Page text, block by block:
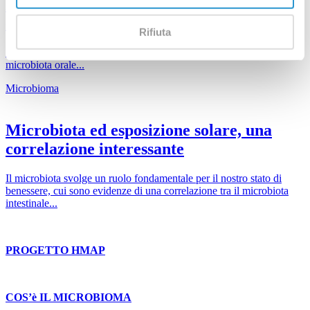
Rifiuta
Microbiota del cavo orale qualche
La non corretta igiene orale può determinare l’alterazione del
microbiota orale...
Microbioma
Microbiota ed esposizione solare, una
correlazione interessante
Il microbiota svolge un ruolo fondamentale per il nostro stato di
benessere, cui sono evidenze di una correlazione tra il microbiota
intestinale...
PROGETTO HMAP
COS’è IL MICROBIOMA